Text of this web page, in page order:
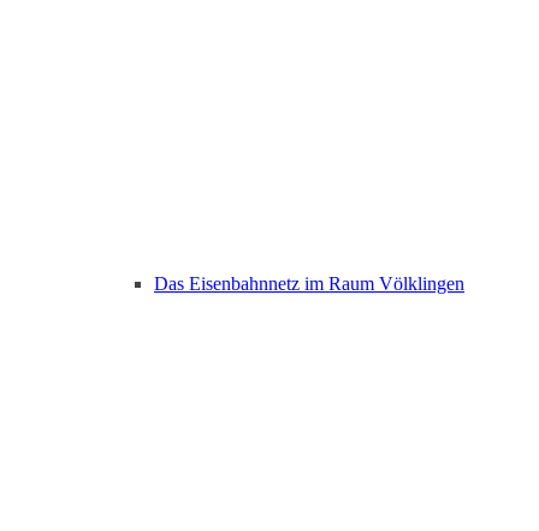
Das Eisenbahnnetz im Raum Völklingen